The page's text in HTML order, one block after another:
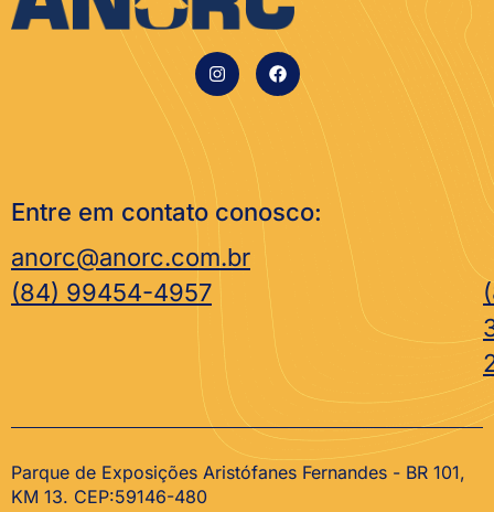
Entre em contato conosco:
anorc@anorc.com.br
(84) 99454-4957
Parque de Exposições Aristófanes Fernandes - BR 101,
KM 13. CEP:59146-480